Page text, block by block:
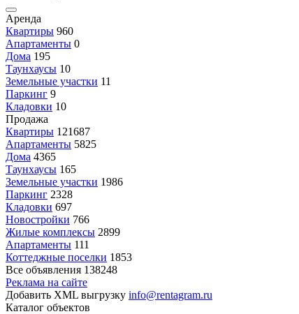
Аренда
Квартиры 960
Апартаменты 0
Дома 195
Таунхаусы 10
Земельные участки 11
Паркинг 9
Кладовки 10
Продажа
Квартиры 121687
Апартаменты 5825
Дома 4365
Таунхаусы 165
Земельные участки 1986
Паркинг 2328
Кладовки 697
Новостройки 766
Жилые комплексы 2899
Апартаменты 111
Коттеджные поселки 1853
Все объявления 138248
Реклама на сайте
Добавить XML выгрузку info@rentagram.ru
Каталог объектов